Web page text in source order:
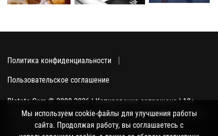
Политика конфиденциальности
Пользовательское соглашение
Blatata.Com © 2000-2026 | Копирование запрещено | 18+
Использование сайта подразумевает ваше полное согласие
с политикой конфиденциальности, пользовательским
Мы используем cookie-файлы для улучшения работы
сайта. Продолжая работу, вы соглашаетесь с